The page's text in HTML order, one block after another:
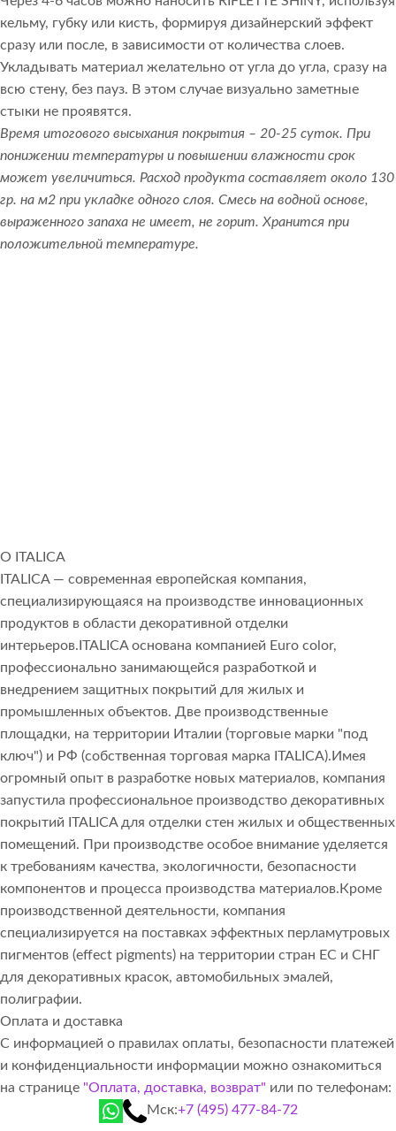
кельму, губку или кисть, формируя дизайнерский эффект
сразу или после, в зависимости от количества слоев.
Укладывать материал желательно от угла до угла, сразу на
всю стену, без пауз. В этом случае визуально заметные
стыки не проявятся.
Время итогового высыхания покрытия – 20-25 суток. При
понижении температуры и повышении влажности срок
может увеличиться. Расход продукта составляет около 130
гр. на м2 при укладке одного слоя. Смесь на водной основе,
выраженного запаха не имеет, не горит. Хранится при
положительной температуре.
О ITALICA
ITALICA — современная европейская компания,
специализирующаяся на производстве инновационных
продуктов в области декоративной отделки
интерьеров.ITALICA основана компанией Euro color,
профессионально занимающейся разработкой и
внедрением защитных покрытий для жилых и
промышленных объектов. Две производственные
площадки, на территории Италии (торговые марки "под
ключ") и РФ (собственная торговая марка ITALICA).Имея
огромный опыт в разработке новых материалов, компания
запустила профессиональное производство декоративных
покрытий ITALICA для отделки стен жилых и общественных
помещений. При производстве особое внимание уделяется
к требованиям качества, экологичности, безопасности
компонентов и процесса производства материалов.Кроме
производственной деятельности, компания
специализируется на поставках эффектных перламутровых
пигментов (effect pigments) на территории стран ЕС и СНГ
для декоративных красок, автомобильных эмалей,
полиграфии.
Оплата и доставка
С информацией о правилах оплаты, безопасности платежей
и конфиденциальности информации можно ознакомиться
на странице "Оплата, доставка, возврат" или по телефонам:
Мск:+7 (495) 477-84-72